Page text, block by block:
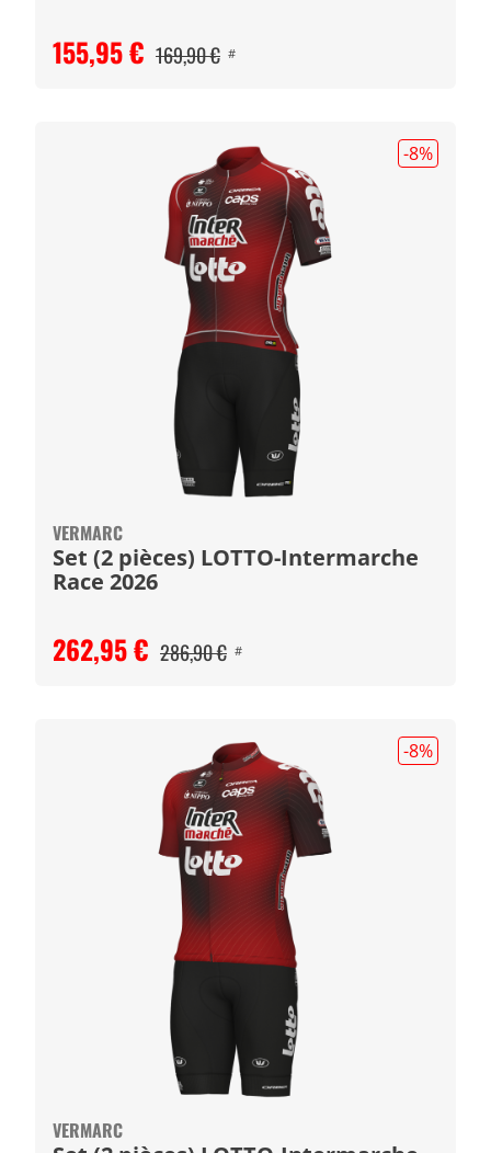
155,95 € 169,90 € #
-8%
VERMARC
Set (2 pièces) LOTTO-Intermarche
Race 2026
262,95 € 286,90 € #
-8%
VERMARC